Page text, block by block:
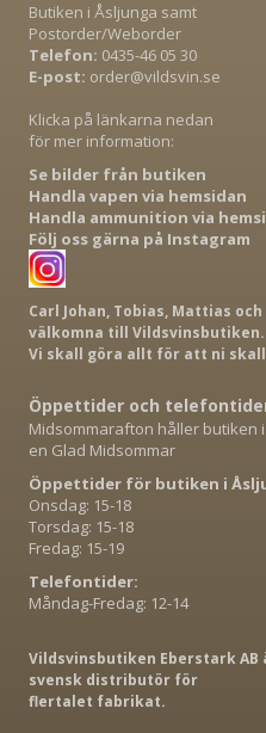
Butiken i Åsljunga samt
Postorder/Weborder
Telefon: 0435-46 05 30
E-post: order@vildsvin.se
Klicka på länkarna nedan
för mer information:
Se bilder från butiken
Handla vapen via hemsidan
Handla ammunition via
Följ oss gärna på Instagram
Carl Johan, Tobias, Mattias
välkomna till Vildsvinsbutiken.
Vi skall göra allt för att ni
Öppettider och
Midsommarafton håller butiken
en Glad Midsommar
Öppettider för butiken i
Onsdag: 15-18
Torsdag: 15-18
Fredag: 15-19
Telefontider:
Måndag-Fredag: 12-14
Vildsvinsbutiken Eberstark
svensk distributör för
flertalet fabrikat.